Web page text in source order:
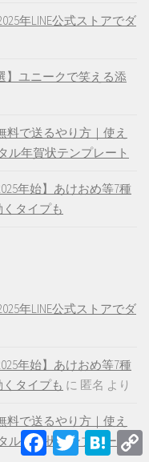
年LINE公式ストアでダ
】ユニークで笑える添
料で送るやり方｜使え
ル年賀状テンプレート
年始】あけおめ等7種
タイプも
年LINE公式ストアでダ
年始】あけおめ等7種
タイプも に 匿名 より
料で送るやり方｜使え
ル年賀状テンプレート
Facebook
TwitterHatena